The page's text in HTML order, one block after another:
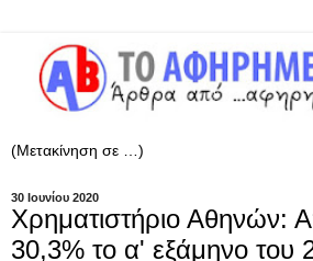
30 Ιουνίου 2020
Χρηματιστήριο Αθηνών:
30,3% το α' εξάμηνο του